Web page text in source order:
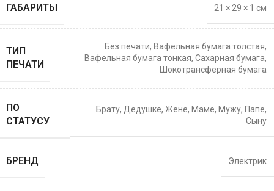
ГАБАРИТЫ 21 × 29 × 1 см
ТИП
ПЕЧАТИ
Без печати, Вафельная бумага толстая,
Вафельная бумага тонкая, Сахарная бумага,
Шокотрансферная бумага
ПО
СТАТУСУ
Брату, Дедушке, Жене, Маме, Мужу, Папе,
Сыну
БРЕНД Электрик